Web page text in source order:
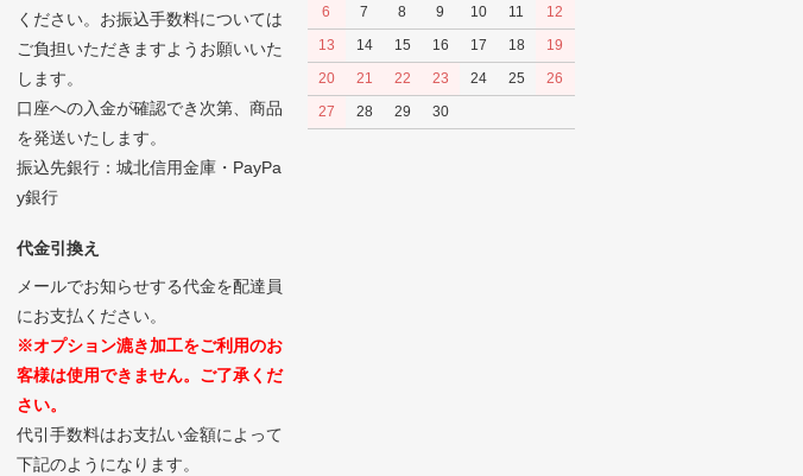
ください。お振込手数料については
ご負担いただきますようお願いいた
します。
口座への入金が確認でき次第、商品
を発送いたします。
振込先銀行：城北信用金庫・PayPa
y銀行
代金引換え
メールでお知らせする代金を配達員
にお支払ください。
※オプション漉き加工をご利用のお
客様は使用できません。ご了承くだ
さい。
代引手数料はお支払い金額によって
下記のようになります。
6
7 8 9 10 11
12
13
14 15 16 17 18
19
20
21 22 23 24 25
26
27
28 29 30